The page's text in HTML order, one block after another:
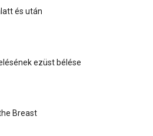
és után
ezüst bélése
Breast